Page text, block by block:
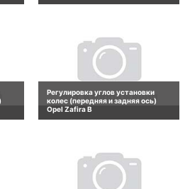
Регулировка углов установки
колес (передняя и задняя ось)
Opel Zafira B